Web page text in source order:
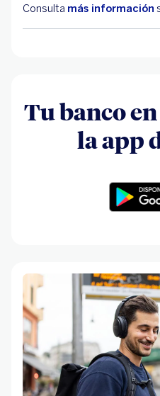
Consulta más información
Tu banco
la app